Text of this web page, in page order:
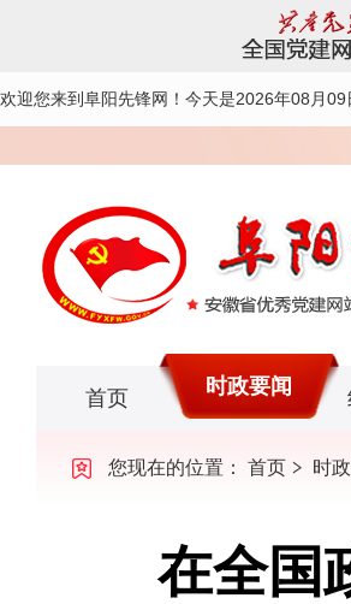
欢迎您来到阜阳先锋网！ 今天是2026年08月09
首页 时政要闻
您现在的位置： 首页 时
在全国